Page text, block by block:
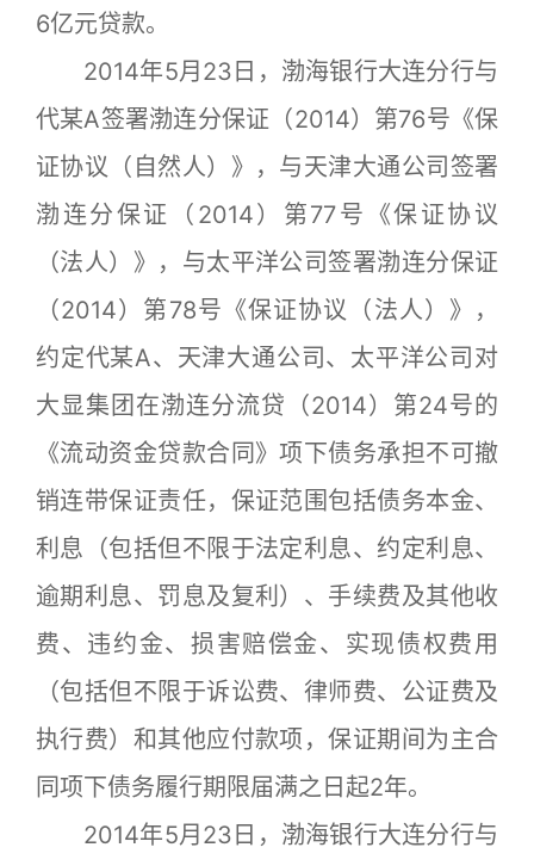
6亿元贷款。
2014年5月23日，渤海银行大连分行与
代某A签署渤连分保证（2014）第76号《保
证协议（自然人）》，与天津大通公司签署
渤连分保证（2014）第77号《保证协议
（法人）》，与太平洋公司签署渤连分保证
（2014）第78号《保证协议（法人）》，
约定代某A、天津大通公司、太平洋公司对
大显集团在渤连分流贷（2014）第24号的
《流动资金贷款合同》项下债务承担不可撤
销连带保证责任，保证范围包括债务本金、
利息（包括但不限于法定利息、约定利息、
逾期利息、罚息及复利）、手续费及其他收
费、违约金、损害赔偿金、实现债权费用
（包括但不限于诉讼费、律师费、公证费及
执行费）和其他应付款项，保证期间为主合
同项下债务履行期限届满之日起2年。
2014年5月23日，渤海银行大连分行与